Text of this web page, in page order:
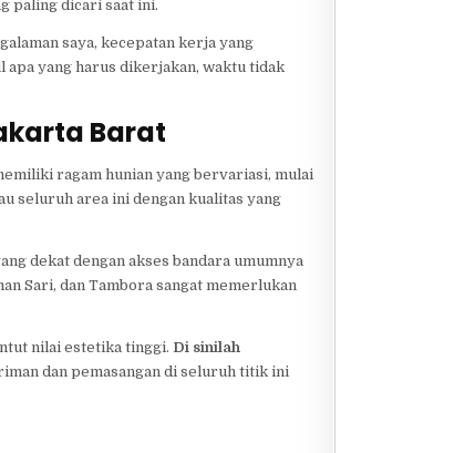
paling dicari saat ini.
saya, kecepatan kerja yang
yang harus dikerjakan, waktu tidak
Barat
ragam hunian yang bervariasi, mulai
seluruh area ini dengan kualitas yang
dekat dengan akses bandara umumnya
Sari, dan Tambora sangat memerlukan
nilai estetika tinggi. Di sinilah
dan pemasangan di seluruh titik ini